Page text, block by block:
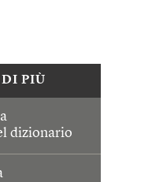
DI PIÙ
dizionario